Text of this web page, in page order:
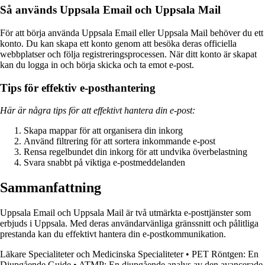
Så används Uppsala Email och Uppsala Mail
För att börja använda Uppsala Email eller Uppsala Mail behöver du ett
konto. Du kan skapa ett konto genom att besöka deras officiella
webbplatser och följa registreringsprocessen. När ditt konto är skapat
kan du logga in och börja skicka och ta emot e-post.
Tips för effektiv e-posthantering
Här är några tips för att effektivt hantera din e-post:
Skapa mappar för att organisera din inkorg
Använd filtrering för att sortera inkommande e-post
Rensa regelbundet din inkorg för att undvika överbelastning
Svara snabbt på viktiga e-postmeddelanden
Sammanfattning
Uppsala Email och Uppsala Mail är två utmärkta e-posttjänster som
erbjuds i Uppsala. Med deras användarvänliga gränssnitt och pålitliga
prestanda kan du effektivt hantera din e-postkommunikation.
Läkare Specialiteter och Medicinska Specialiteter• PET Röntgen: En